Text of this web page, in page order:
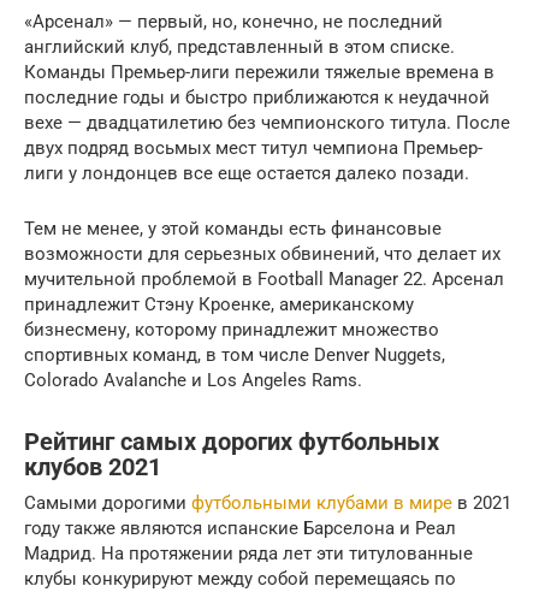
«Арсенал» — первый, но, конечно, не последний
английский клуб, представленный в этом списке.
Команды Премьер-лиги пережили тяжелые времена в
последние годы и быстро приближаются к неудачной
вехе — двадцатилетию без чемпионского титула. После
двух подряд восьмых мест титул чемпиона Премьер-
лиги у лондонцев все еще остается далеко позади.
Тем не менее, у этой команды есть финансовые
возможности для серьезных обвинений, что делает их
мучительной проблемой в Football Manager 22. Арсенал
принадлежит Стэну Кроенке, американскому
бизнесмену, которому принадлежит множество
спортивных команд, в том числе Denver Nuggets,
Colorado Avalanche и Los Angeles Rams.
Рейтинг самых дорогих футбольных
клубов 2021
Самыми дорогими футбольными клубами в мире в 2021
году также являются испанские Барселона и Реал
Мадрид. На протяжении ряда лет эти титулованные
клубы конкурируют между собой перемещаясь по